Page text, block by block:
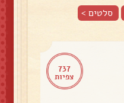
סלטים>
737
צפיות